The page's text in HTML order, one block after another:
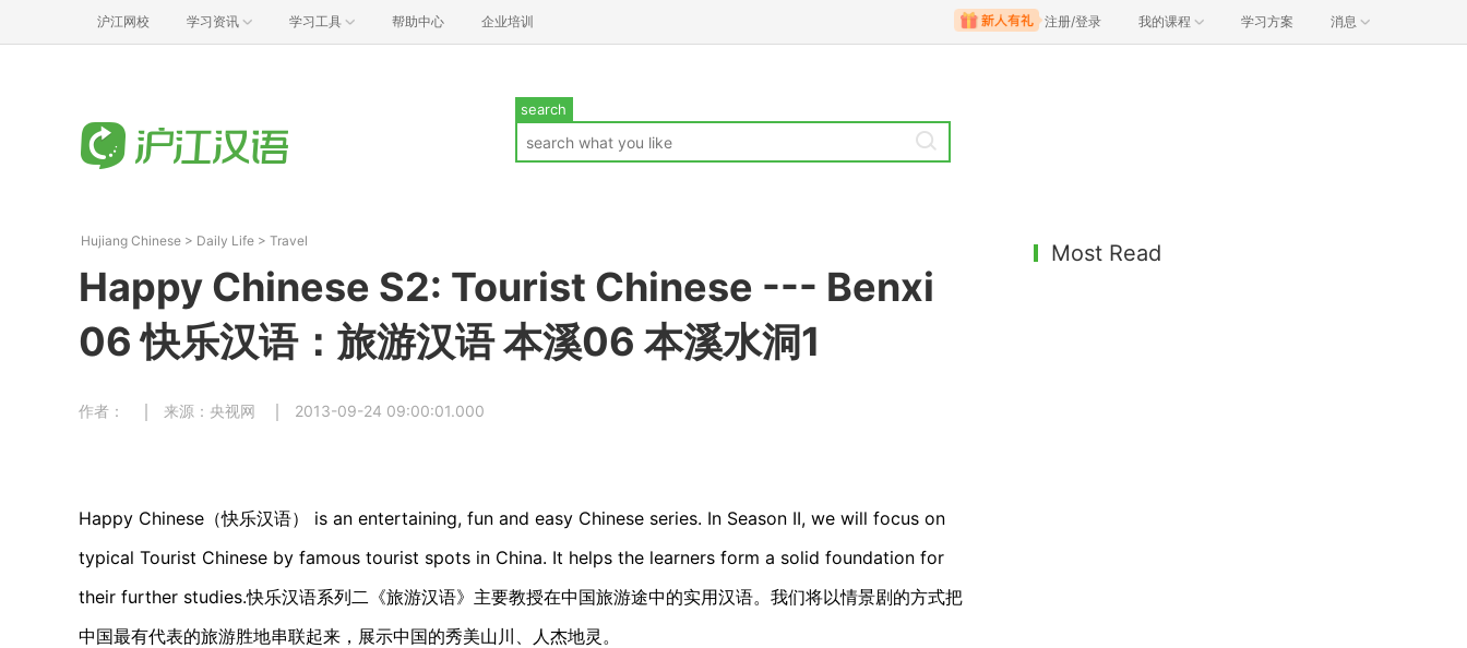
沪江网校 学习资讯 学习工具 帮助中心 企业培训 注册/登录 我的课程 学习方案 消息
search
Hujiang Chinese > Daily Life > Travel
Happy Chinese S2: Tourist Chinese --- Benxi
06 快乐汉语：旅游汉语 本溪06 本溪水洞1
作者： 来源：央视网 2013-09-24 09:00:01.000
Happy Chinese（快乐汉语） is an entertaining, fun and easy Chinese series. In Season II, we will focus on
typical Tourist Chinese by famous tourist spots in China. It helps the learners form a solid foundation for
their further studies.快乐汉语系列二《旅游汉语》主要教授在中国旅游途中的实用汉语。我们将以情景剧的方式把
中国最有代表的旅游胜地串联起来，展示中国的秀美山川、人杰地灵。
Most Read